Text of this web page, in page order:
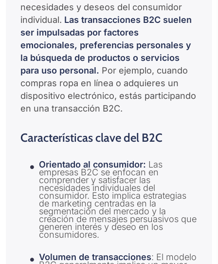
necesidades y deseos del consumidor
individual. Las transacciones B2C suelen
ser impulsadas por factores
emocionales, preferencias personales y
la búsqueda de productos o servicios
para uso personal. Por ejemplo, cuando
compras ropa en línea o adquieres un
dispositivo electrónico, estás participando
en una transacción B2C.
Características clave del B2C
Orientado al consumidor: Las
empresas B2C se enfocan en
comprender y satisfacer las
necesidades individuales del
consumidor. Esto implica estrategias
de marketing centradas en la
segmentación del mercado y la
creación de mensajes persuasivos que
generen interés y deseo en los
consumidores.
Volumen de transacciones: El modelo